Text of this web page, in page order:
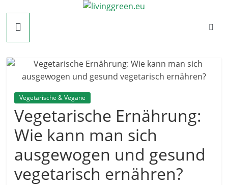
springenlivinggreen.eu
Vegetarische & Vegane
Vegetarische Ernährung:
Wie kann man sich
ausgewogen und gesund
vegetarisch ernähren?